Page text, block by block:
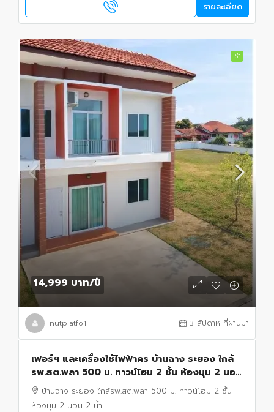
รายละเอียด
เช่า
14,999 บาท/ปี
nutplatfo1 3 สัปดาห์ ที่ผ่านมา
เฟอร์ฯ และเครื่องใช้ไฟฟ้าคร บ้านฉาง ระยอง ใกล้
รพ.สต.พลา 500 ม. ทาวน์โฮม 2 ชั้น ห้องมุม 2 นอน
2 น้ำ ขนาด 25 ตร.ว. 200 ตร.ม.
บ้านฉาง ระยอง ใกล้รพ.สต.พลา 500 ม. ทาวน์โฮม 2 ชั้น
ห้องมุม 2 นอน 2 น้ำ